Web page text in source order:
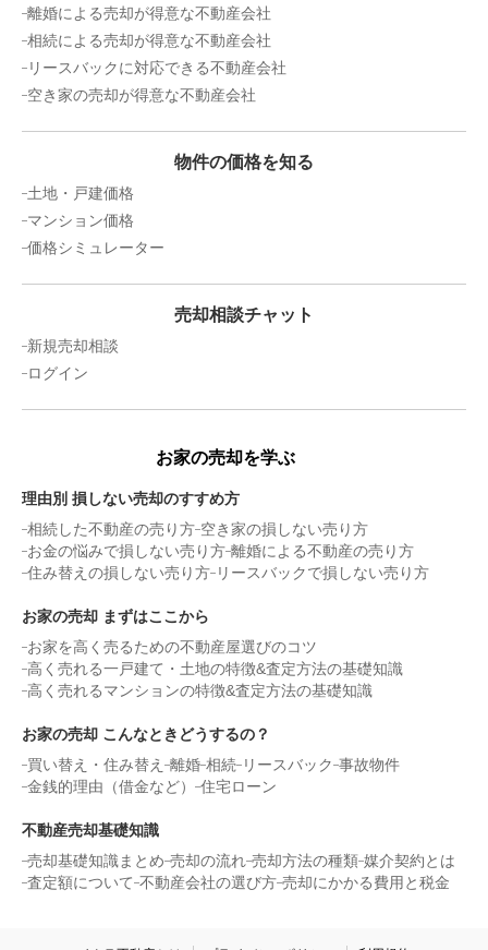
離婚による売却が得意な不動産会社
相続による売却が得意な不動産会社
リースバックに対応できる不動産会社
空き家の売却が得意な不動産会社
物件の価格を知る
土地・戸建価格
マンション価格
価格シミュレーター
売却相談チャット
新規売却相談
ログイン
お家の売却を学ぶ
理由別 損しない売却のすすめ方
相続した不動産の売り方 空き家の損しない売り方
お金の悩みで損しない売り方 離婚による不動産の売り方
住み替えの損しない売り方 リースバックで損しない売り方
お家の売却 まずはここから
お家を高く売るための不動産屋選びのコツ
高く売れる一戸建て・土地の特徴&査定方法の基礎知識
高く売れるマンションの特徴&査定方法の基礎知識
お家の売却 こんなときどうするの？
買い替え・住み替え
離婚 相続 リースバック 事故物件
金銭的理由（借金など）
住宅ローン
不動産売却基礎知識
売却基礎知識まとめ 売却の流れ 売却方法の種類 媒介契約とは
査定額について 不動産会社の選び方 売却にかかる費用と税金